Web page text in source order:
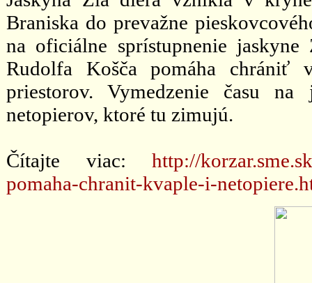
Braniska do prevažne
na oficiálne sprístupnenie
Rudolfa Košča pomáha chrániť
priestorov. Vymedzenie času
netopierov, ktoré tu zimujú.
Čítajte viac: http://
pomaha-chranit-kvaple-i-